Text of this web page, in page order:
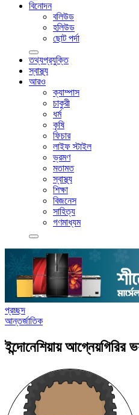
বিনোদন
বলিউড
হলিউড
ছোট পর্দা
তথ্যপ্রযুক্তি
স্বাস্থ্য
আরও
ক্যাম্পাস
চাকুরী
ধর্ম
কৃষি
ফিচার
লাইফ স্টাইল
ভ্রমণ
মতামত
স্বাস্থ্য
শিক্ষা
বিজনেস
সাহিত্য
গণমাধ্যম
প্রচ্ছদ
আন্তর্জাতিক
ইন্দোনেশিয়ায়